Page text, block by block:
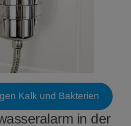
Kalk und Bakterien
in der